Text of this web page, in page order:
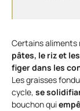
Certains aliments
pâtes, le riz et
figer dans les
Les graisses
cycle, se
bouchon qui